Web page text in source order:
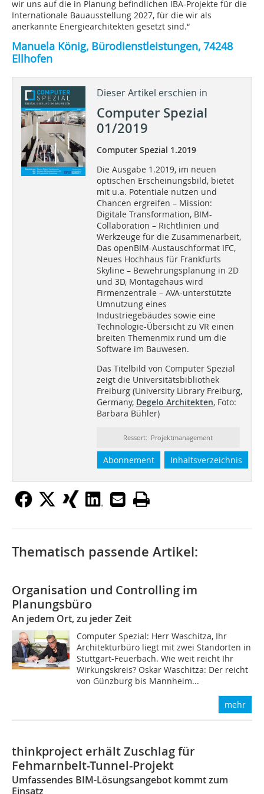
wir uns auf die in Planung befindlichen IBA-Projekte für die
Internationale Bauausstellung 2027, für die wir als
anerkannte Energiearchitekten gesetzt sind.“
Manuela König, Bürodienstleistungen, 74248
Ellhofen
Dieser Artikel erschien in
Computer Spezial
01/2019
Computer Spezial 1.2019
Die Ausgabe 1.2019, im neuen
optischen Erscheinungsbild, bietet
mit u.a. Potentiale nutzen und
Chancen ergreifen – Mission:
Digitale Transformation, BIM-
Collaboration – Richtlinien und
Werkzeuge für die Zusammenarbeit,
Das openBIM-Austauschformat IFC,
Neues Hochhaus für Frankfurts
Skyline – Bewehrungsplanung in 2D
und 3D, Montagehaus wird
Firmenzentrale – AVA-unterstützte
Umnutzung eines
Industriegebäudes sowie eine
Technologie-Übersicht zu VR einen
breiten Themenmix rund um die
Software im Bauwesen.
Das Titelbild von Computer Spezial
zeigt die Universitätsbibliothek
Freiburg (University Library Freiburg,
Germany, Degelo Architekten, Foto:
Barbara Bühler)
Ressort: Projektmanagement
Abonnement Inhaltsverzeichnis
Thematisch passende Artikel:
Organisation und Controlling im
Planungsbüro
An jedem Ort, zu jeder Zeit
Computer Spezial: Herr Waschitza, Ihr
Architekturbüro liegt mit zwei Standorten in
Stuttgart-Feuerbach. Wie weit reicht Ihr
Wirkungskreis? Oskar Waschitza: Der reicht
von Günzburg bis Mannheim...
mehr
thinkproject erhält Zuschlag für
Fehmarnbelt-Tunnel-Projekt
Umfassendes BIM-Lösungsangebot kommt zum
Einsatz